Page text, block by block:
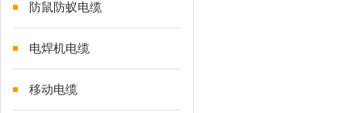
防鼠防蚁电缆
电焊机电缆
移动电缆